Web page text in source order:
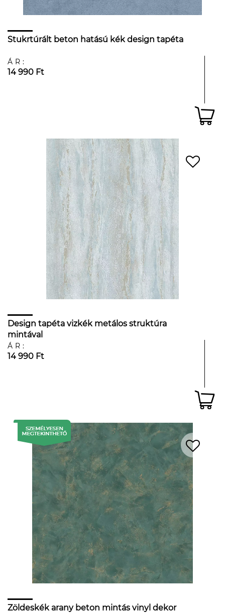
Stukrtúrált beton hatású kék design tapéta
ÁR:
14 990 Ft
Design tapéta vizkék metálos struktúra
mintával
ÁR:
14 990 Ft
Zöldeskék arany beton mintás vinyl dekor